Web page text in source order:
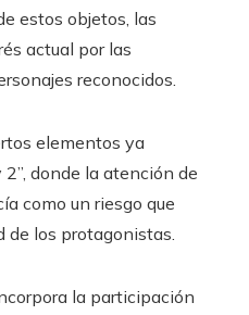
estos objetos, las
actual por las
reconocidos.
elementos ya
donde la atención de
como un riesgo que
de los protagonistas.
la participación